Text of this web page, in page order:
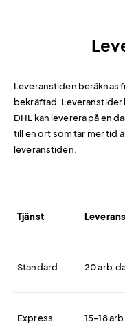
Leveranstiden beräknas
bekräftad. Leveranstider
DHL kan leverera på en
till en ort som tar mer tid
leveranstiden.
Tjänst
Standard 20
Express 15-18